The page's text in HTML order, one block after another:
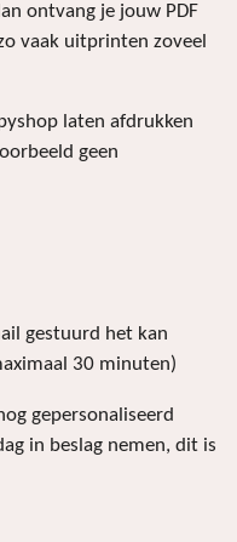
ontvang je jouw PDF
vaak uitprinten zoveel
laten afdrukken
geen
gestuurd het kan
30 minuten)
gepersonaliseerd
in beslag nemen, dit is